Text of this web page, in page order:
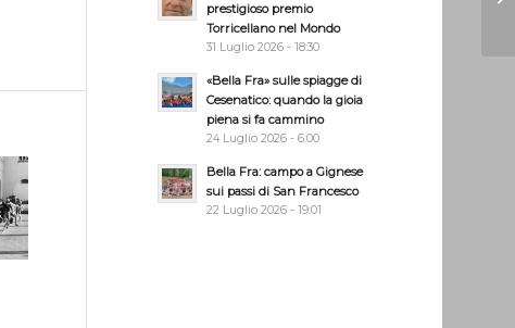
prestigioso premio
Torricellano nel Mondo
31 Luglio 2026 - 18:30
«Bella Fra» sulle spiagge di
Cesenatico: quando la gioia
piena si fa cammino
24 Luglio 2026 - 6:00
Bella Fra: campo a Gignese
sui passi di San Francesco
22 Luglio 2026 - 19:01